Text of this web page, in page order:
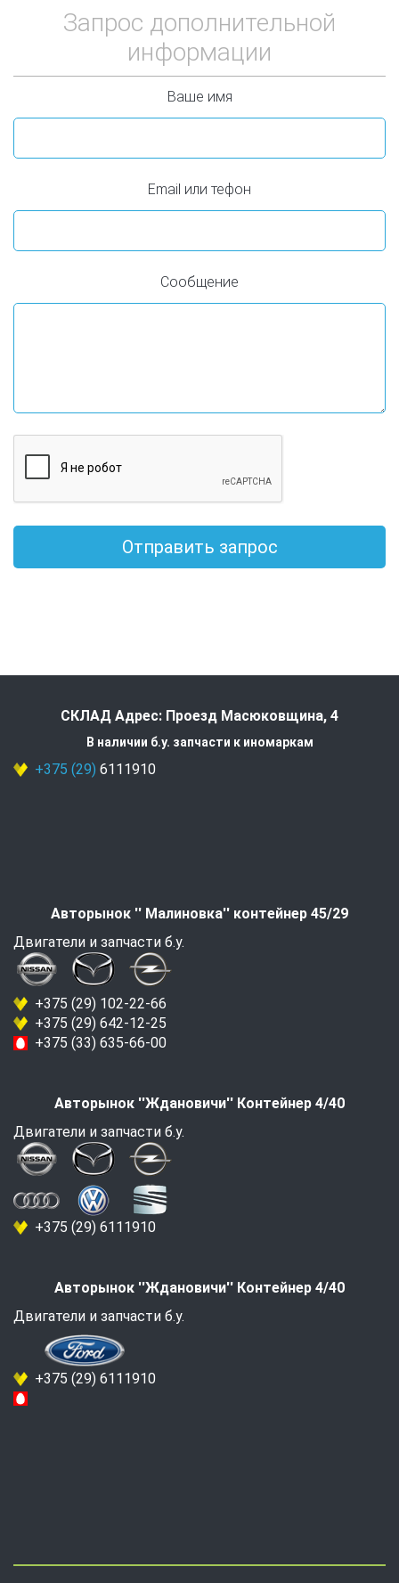
Запрос дополнительной
информации
Ваше имя
Email или тефон
Сообщение
Отправить запрос
СКЛАД Адрес: Проезд Масюковщина, 4
В наличии б.у. запчасти к иномаркам
+375 (29) 6111910
Авторынок '' Малиновка'' контейнер 45/29
Двигатели и запчасти б.у.
+375 (29) 102-22-66
+375 (29) 642-12-25
+375 (33) 635-66-00
Авторынок ''Ждановичи'' Контейнер 4/40
Двигатели и запчасти б.у.
+375 (29) 6111910
Авторынок ''Ждановичи'' Контейнер 4/40
Двигатели и запчасти б.у.
+375 (29) 6111910